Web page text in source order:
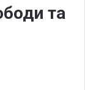
та